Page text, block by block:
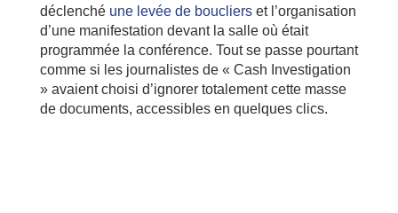
déclenché une levée de bouclierset l’organisation
d’une manifestation devant la salle où était
programmée la conférence. Tout se passe pourtant
comme si les journalistes de « Cash Investigation
» avaient choisi d’ignorer totalement cette masse
de documents, accessibles en quelques clics.